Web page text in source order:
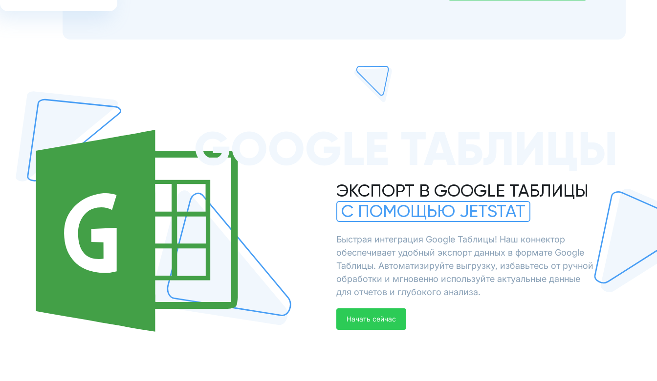
GOOGLE ТАБЛИЦЫ
ЭКСПОРТ В GOOGLE ТАБЛИЦЫ
С ПОМОЩЬЮ JETSTAT
Быстрая интеграция Google Таблицы! Наш коннектор
обеспечивает удобный экспорт данных в формате Google
Таблицы. Автоматизируйте выгрузку, избавьтесь от ручной
обработки и мгновенно используйте актуальные данные
для отчетов и глубокого анализа.
Начать сейчас